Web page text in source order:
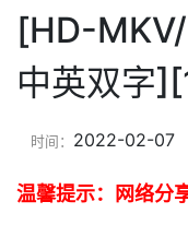
[HD-
中英双字
时间： 2022-02-07
温馨提示：网络分